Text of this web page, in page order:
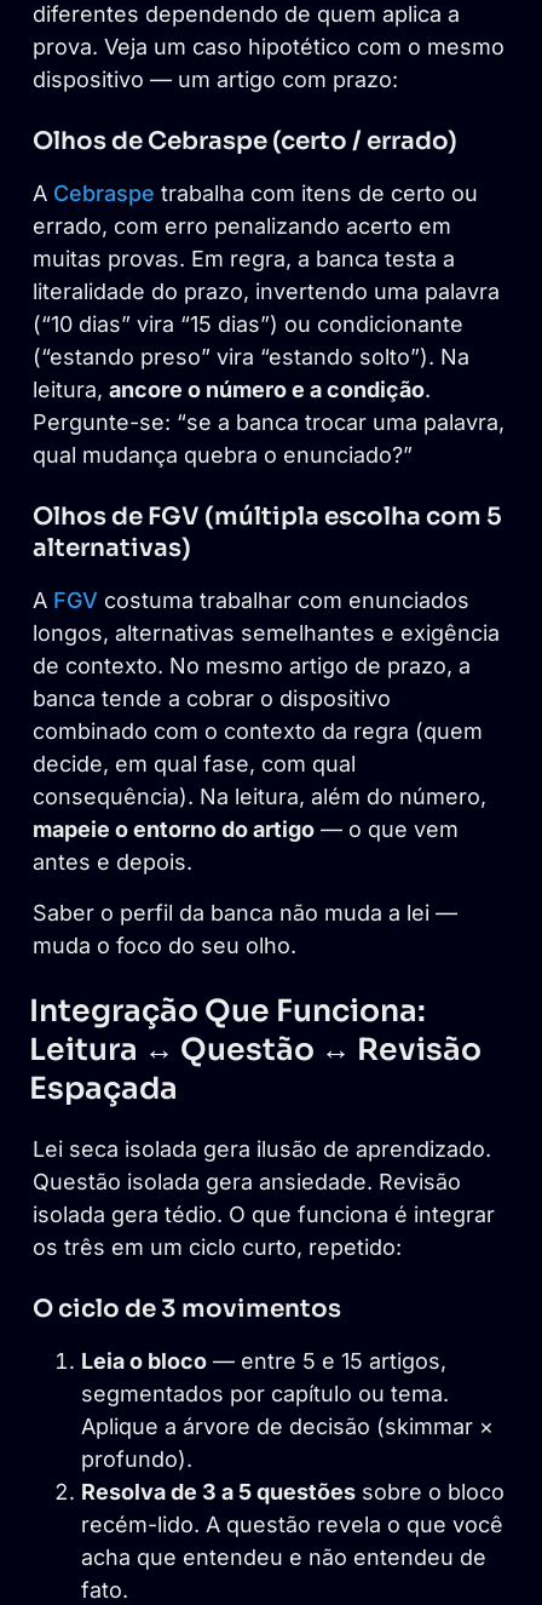
diferentes dependendo de quem aplica a
prova. Veja um caso hipotético com o mesmo
dispositivo — um artigo com prazo:
Olhos de Cebraspe (certo / errado)
A Cebraspe trabalha com itens de certo ou
errado, com erro penalizando acerto em
muitas provas. Em regra, a banca testa a
literalidade do prazo, invertendo uma palavra
(“10 dias” vira “15 dias”) ou condicionante
(“estando preso” vira “estando solto”). Na
leitura, ancore o número e a condição.
Pergunte-se: “se a banca trocar uma palavra,
qual mudança quebra o enunciado?”
Olhos de FGV (múltipla escolha com 5
alternativas)
A FGV costuma trabalhar com enunciados
longos, alternativas semelhantes e exigência
de contexto. No mesmo artigo de prazo, a
banca tende a cobrar o dispositivo
combinado com o contexto da regra (quem
decide, em qual fase, com qual
consequência). Na leitura, além do número,
mapeie o entorno do artigo — o que vem
antes e depois.
Saber o perfil da banca não muda a lei —
muda o foco do seu olho.
Integração Que Funciona:
Leitura ↔ Questão ↔ Revisão
Espaçada
Lei seca isolada gera ilusão de aprendizado.
Questão isolada gera ansiedade. Revisão
isolada gera tédio. O que funciona é integrar
os três em um ciclo curto, repetido:
O ciclo de 3 movimentos
Leia o bloco — entre 5 e 15 artigos,
segmentados por capítulo ou tema.
Aplique a árvore de decisão (skimmar ×
profundo).
Resolva de 3 a 5 questões sobre o bloco
recém-lido. A questão revela o que você
acha que entendeu e não entendeu de
fato.